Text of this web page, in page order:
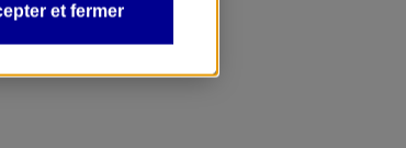
et fermer